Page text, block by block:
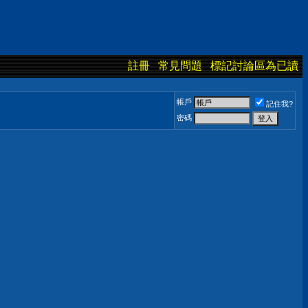
註冊 常見問題 標記討論區為已讀
帳戶
記住我?
密碼